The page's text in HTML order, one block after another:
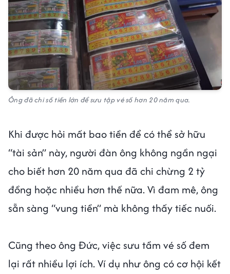
Ông đã chi số tiền lớn để sưu tập vé số hơn 20 năm qua.
Khi được hỏi mất bao tiền để có thể sở hữu
“tài sản” này, người đàn ông không ngần ngại
cho biết hơn 20 năm qua đã chi chừng 2 tỷ
đồng hoặc nhiều hơn thế nữa. Vì đam mê, ông
sẵn sàng “vung tiền” mà không thấy tiếc nuối.
Cũng theo ông Đức, việc sưu tầm vé số đem
lại rất nhiều lợi ích. Ví dụ như ông có cơ hội kết